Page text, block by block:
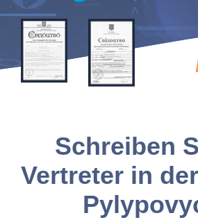
Schreiben
Vertreter in